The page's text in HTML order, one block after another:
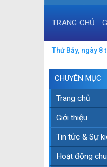
TRANG CHỦ
Thứ Bảy, ngày 8
CHUYÊN MỤC
Trang chủ
Giới thiệu
Tin tức & Sự
Hoạt động